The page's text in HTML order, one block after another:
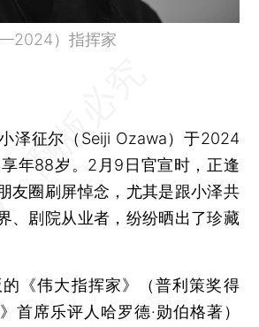
）指挥家
征尔（Seiji Ozawa）于2024
年88岁。2月9日官宣时，正逢
友圈刷屏悼念，尤其是跟小泽共
、剧院从业者，纷纷晒出了珍藏
伟大指挥家》（普利策奖得
首席乐评人哈罗德·勋伯格著）